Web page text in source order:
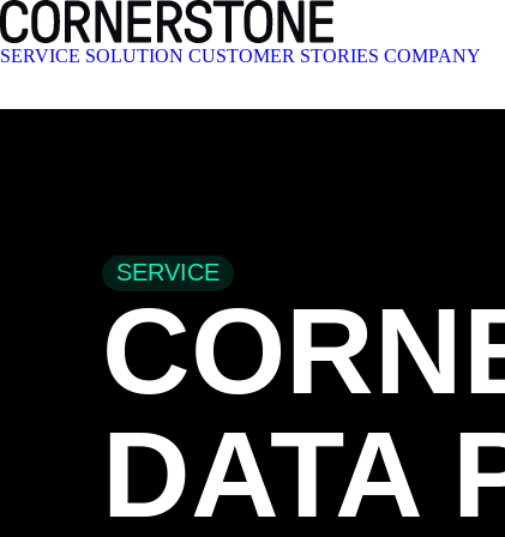
SERVICE SOLUTION CUSTOMER STORIES COMPANY
SERVICE
DATA